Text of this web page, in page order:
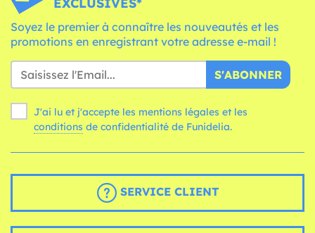
EXCLUSIVES*
Soyez le premier à connaître les nouveautés et les
promotions en enregistrant votre adresse e-mail !
S'ABONNER
J'ai lu et j'accepte les mentions légales et les
conditions de confidentialité de Funidelia.
SERVICE CLIENT